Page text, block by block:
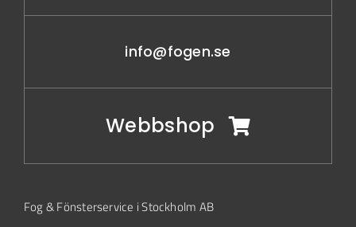
info@fogen.se
Webbshop
Fog & Fönsterservice i Stockholm AB